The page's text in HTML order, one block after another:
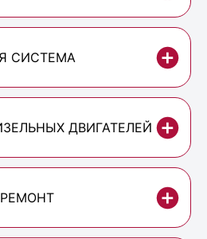
СИСТЕМА
ДВИГАТЕЛЕЙ